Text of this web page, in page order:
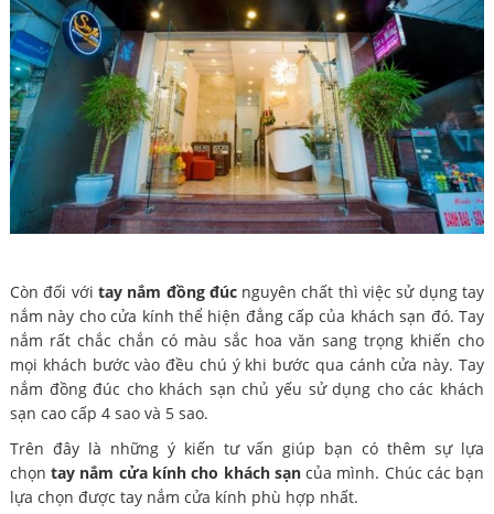
Còn đối với tay nắm đồng đúcnguyên chất thì việc sử dụng tay
nắm này cho cửa kính thể hiện đẳng cấp của khách sạn đó. Tay
nắm rất chắc chắn có màu sắc hoa văn sang trọng khiến cho
mọi khách bước vào đều chú ý khi bước qua cánh cửa này. Tay
nắm đồng đúc cho khách sạn chủ yếu sử dụng cho các khách
sạn cao cấp 4 sao và 5 sao.
Trên đây là những ý kiến tư vấn giúp bạn có thêm sự lựa
chọntay nắm cửa kính cho khách sạncủa mình. Chúc các bạn
lựa chọn được tay nắm cửa kính phù hợp nhất.